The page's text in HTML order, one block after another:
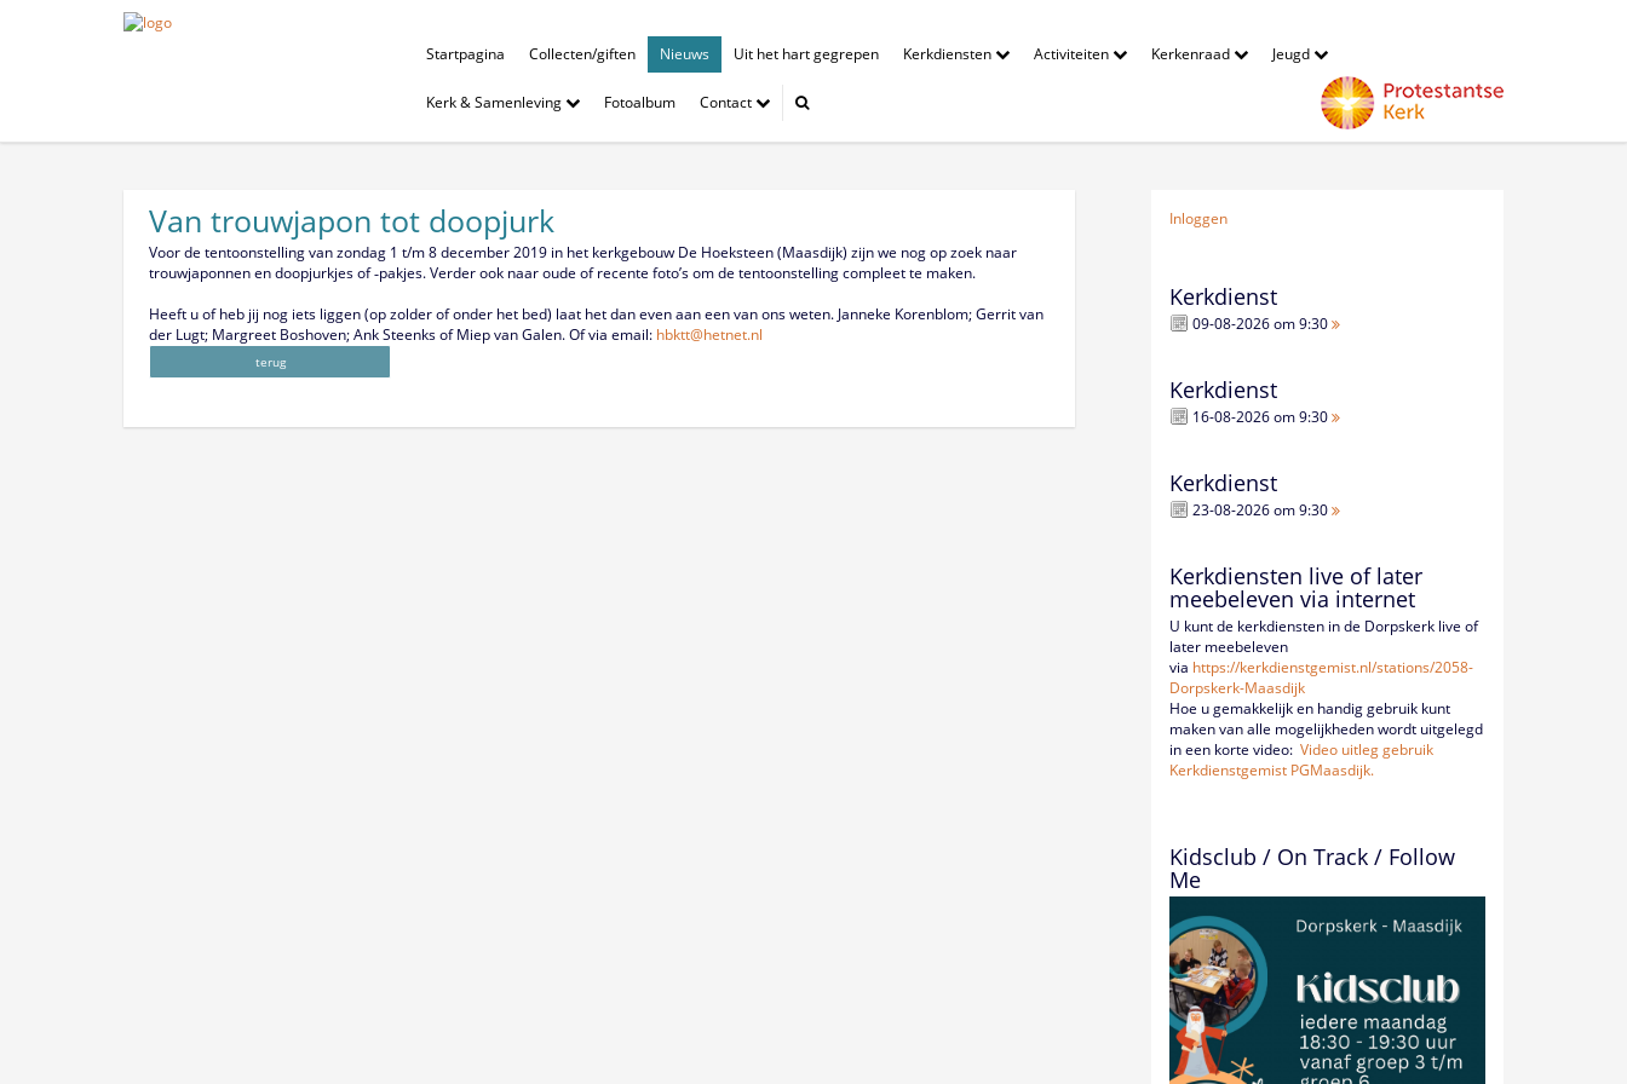
Startpagina Collecten/giften Nieuws Uit het hart gegrepen Kerkdiensten Activiteiten Kerkenraad Jeugd
Kerk & Samenleving Fotoalbum Contact
Van trouwjapon tot doopjurk
Voor de tentoonstelling van zondag 1 t/m 8 december 2019 in het kerkgebouw De Hoeksteen (Maasdijk) zijn we nog op zoek naar
trouwjaponnen en doopjurkjes of ‑pakjes. Verder ook naar oude of recente foto’s om de tentoonstelling compleet te maken.
Heeft u of heb jij nog iets liggen (op zolder of onder het bed) laat het dan even aan een van ons weten. Janneke Korenblom; Gerrit van
der Lugt; Margreet Boshoven; Ank Steenks of Miep van Galen. Of via email: hbktt@hetnet.nl
terug
Inloggen
Kerkdienst
09-08-2026 om 9:30
Kerkdienst
16-08-2026 om 9:30
Kerkdienst
23-08-2026 om 9:30
Kerkdiensten live of later
meebeleven via internet
U kunt de kerkdiensten in de Dorpskerk live of
later meebeleven
via https://kerkdienstgemist.nl/stations/2058-
Dorpskerk-Maasdijk
Hoe u gemakkelijk en handig gebruik kunt
maken van alle mogelijkheden wordt uitgelegd
in een korte video:Video uitleg gebruik
Kerkdienstgemist PGMaasdijk.
Kidsclub / On Track / Follow
Me